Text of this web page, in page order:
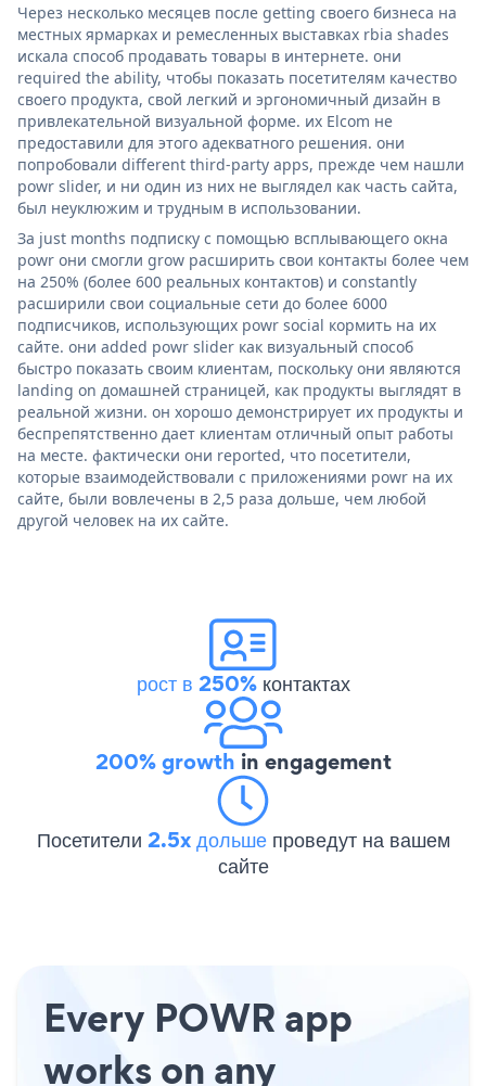
Через несколько месяцев после getting своего бизнеса на
местных ярмарках и ремесленных выставках rbia shades
искала способ продавать товары в интернете. они
required the ability, чтобы показать посетителям качество
своего продукта, свой легкий и эргономичный дизайн в
привлекательной визуальной форме. их Elcom не
предоставили для этого адекватного решения. они
попробовали different third-party apps, прежде чем нашли
powr slider, и ни один из них не выглядел как часть сайта,
был неуклюжим и трудным в использовании.
За just months подписку с помощью всплывающего окна
powr они смогли grow расширить свои контакты более чем
на 250% (более 600 реальных контактов) и constantly
расширили свои социальные сети до более 6000
подписчиков, использующих powr social кормить на их
сайте. они added powr slider как визуальный способ
быстро показать своим клиентам, поскольку они являются
landing on домашней страницей, как продукты выглядят в
реальной жизни. он хорошо демонстрирует их продукты и
беспрепятственно дает клиентам отличный опыт работы
на месте. фактически они reported, что посетители,
которые взаимодействовали с приложениями powr на их
сайте, были вовлечены в 2,5 раза дольше, чем любой
другой человек на их сайте.
рост в 250%контактах
200% growth in engagement
Посетители 2.5x дольше проведут на вашем
сайте
Every POWR app
works on any